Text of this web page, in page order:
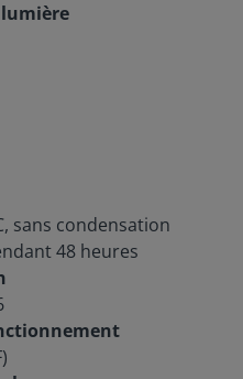
sans condensation
48 heures